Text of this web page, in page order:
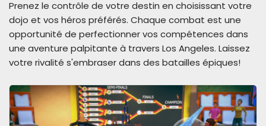
Prenez le contrôle de votre destin en choisissant votre
dojo et vos héros préférés. Chaque combat est une
opportunité de perfectionner vos compétences dans
une aventure palpitante à travers Los Angeles. Laissez
votre rivalité s'embraser dans des batailles épiques!